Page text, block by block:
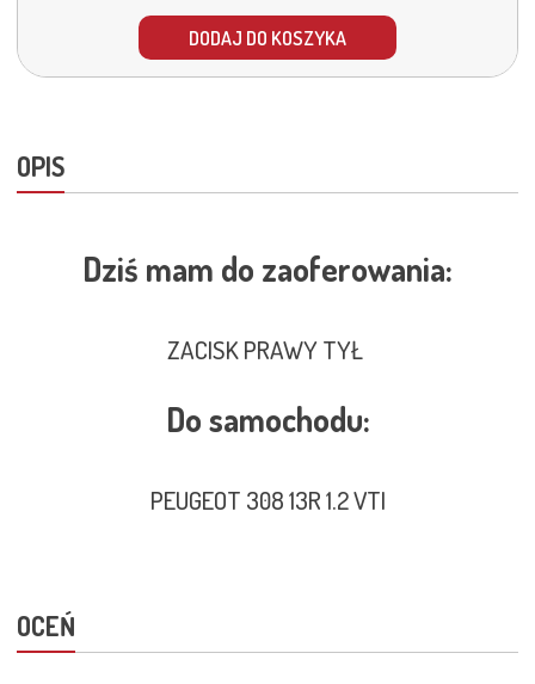
DODAJ DO KOSZYKA
OPIS
Dziś mam do zaoferowania:
ZACISK PRAWY TYŁ
Do samochodu:
PEUGEOT 308 13R 1.2 VTI
OCEŃ